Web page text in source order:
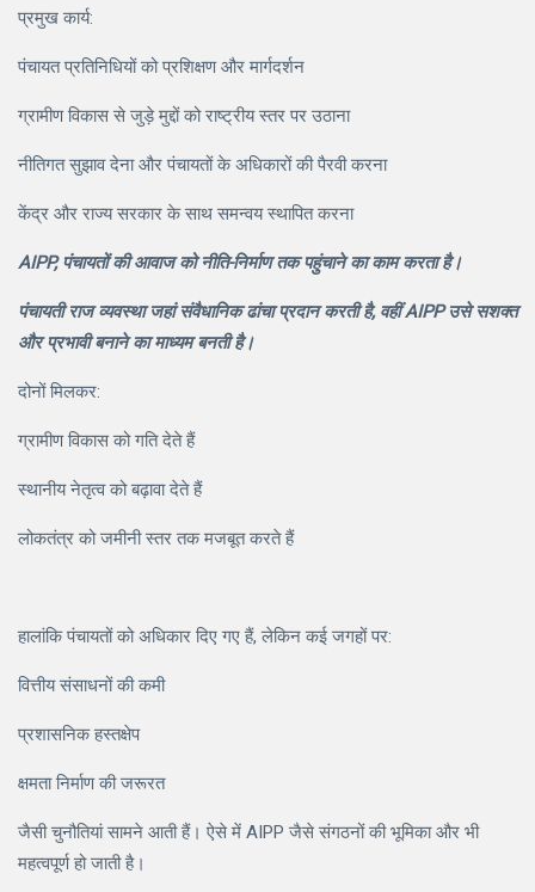
प्रमुख कार्य:
पंचायत प्रतिनिधियों को प्रशिक्षण और मार्गदर्शन
ग्रामीण विकास से जुड़े मुद्दों को राष्ट्रीय स्तर पर उठाना
नीतिगत सुझाव देना और पंचायतों के अधिकारों की पैरवी करना
केंद्र और राज्य सरकार के साथ समन्वय स्थापित करना
AIPP, पंचायतों की आवाज को नीति-निर्माण तक पहुंचाने का काम करता है।
पंचायती राज व्यवस्था जहां संवैधानिक ढांचा प्रदान करती है, वहीं AIPP उसे सशक्त
और प्रभावी बनाने का माध्यम बनती है।
दोनों मिलकर:
ग्रामीण विकास को गति देते हैं
स्थानीय नेतृत्व को बढ़ावा देते हैं
लोकतंत्र को जमीनी स्तर तक मजबूत करते हैं
हालांकि पंचायतों को अधिकार दिए गए हैं, लेकिन कई जगहों पर:
वित्तीय संसाधनों की कमी
प्रशासनिक हस्तक्षेप
क्षमता निर्माण की जरूरत
जैसी चुनौतियां सामने आती हैं। ऐसे में AIPP जैसे संगठनों की भूमिका और भी
महत्वपूर्ण हो जाती है।